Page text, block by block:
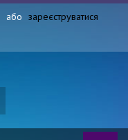
або зареєструватися